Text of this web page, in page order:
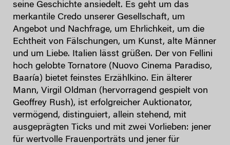
seine Geschichte ansiedelt. Es geht um das
merkantile Credo unserer Gesellschaft, um
Angebot und Nachfrage, um Ehrlichkeit, um die
Echtheit von Fälschungen, um Kunst, alte Männer
und um Liebe. Italien lässt grüßen. Der von Fellini
hoch gelobte Tornatore (Nuovo Cinema Paradiso,
Baaría) bietet feinstes Erzählkino. Ein älterer
Mann, Virgil Oldman (hervorragend gespielt von
Geoffrey Rush), ist erfolgreicher Auktionator,
vermögend, distinguiert, allein stehend, mit
ausgeprägten Ticks und mit zwei Vorlieben: jener
für wertvolle Frauenporträts und jener für